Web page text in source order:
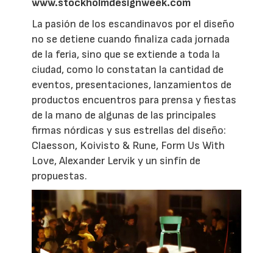
La pasión de los escandinavos por el diseño
no se detiene cuando finaliza cada jornada
de la feria, sino que se extiende a toda la
ciudad, como lo constatan la cantidad de
eventos, presentaciones, lanzamientos de
productos encuentros para prensa y fiestas
de la mano de algunas de las principales
firmas nórdicas y sus estrellas del diseño:
Claesson, Koivisto & Rune, Form Us With
Love, Alexander Lervik y un sinfín de
propuestas.